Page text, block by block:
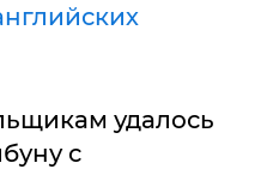
удалось
с